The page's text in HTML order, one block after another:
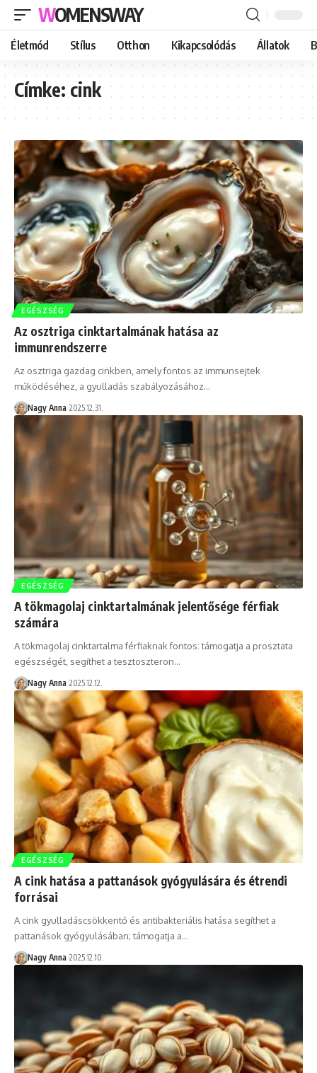
WOMENSWAY
Életmód Stílus Otthon Kikapcsolódás Állatok
Címke:cink
EGÉSZSÉG
Az osztriga cinktartalmának hatása az
immunrendszerre
Az osztriga gazdag cinkben, amely fontos az immunsejtek
működéséhez, a gyulladás szabályozásához…
Nagy Anna 2025.12.31.
EGÉSZSÉG
A tökmagolaj cinktartalmának jelentősége férfiak
számára
A tökmagolaj cinktartalma férfiaknak fontos: támogatja a prosztata
egészségét, segíthet a tesztoszteron…
Nagy Anna 2025.12.12.
EGÉSZSÉG
A cink hatása a pattanások gyógyulására és étrendi
forrásai
A cink gyulladáscsökkentő és antibakteriális hatása segíthet a
pattanások gyógyulásában; támogatja a…
Nagy Anna 2025.12.10.